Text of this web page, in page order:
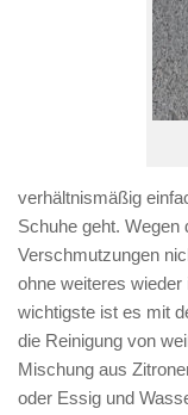
verhältnismäßig
Schuhe geht. Wegen
Verschmutzungen
ohne weiteres
wichtigste ist es mit
die Reinigung von
Mischung aus
oder Essig und